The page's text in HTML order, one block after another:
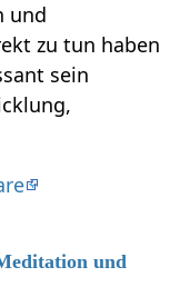
und
zu tun haben
und